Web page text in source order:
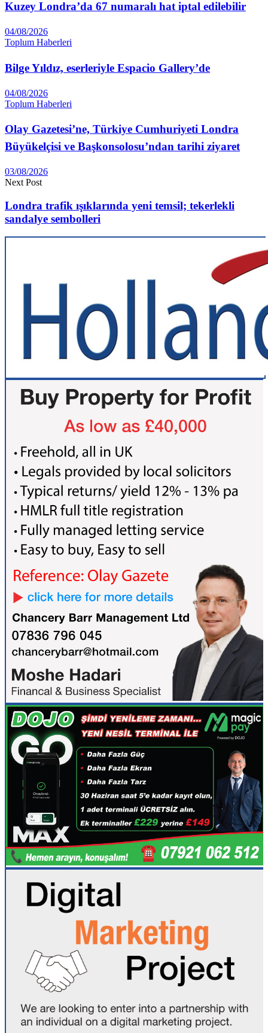
Kuzey Londra’da 67 numaralı hat iptal edilebilir
04/08/2026
Toplum Haberleri
Bilge Yıldız, eserleriyle Espacio Gallery’de
04/08/2026
Toplum Haberleri
Olay Gazetesi’ne, Türkiye Cumhuriyeti Londra
Büyükelçisi ve Başkonsolosu’ndan tarihi ziyaret
03/08/2026
Next Post
Londra trafik ışıklarında yeni temsil; tekerlekli
sandalye sembolleri